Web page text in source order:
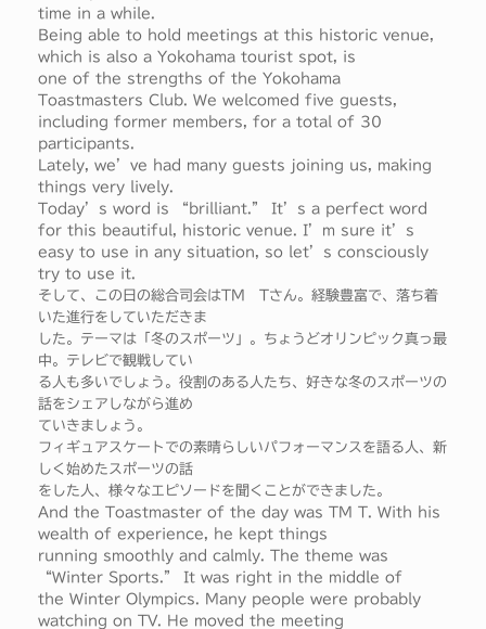
time in a while.
Being able to hold meetings at this historic venue,
which is also a Yokohama tourist spot, is
one of the strengths of the Yokohama
Toastmasters Club. We welcomed five guests,
including former members, for a total of 30
participants.
Lately, we’ve had many guests joining us, making
things very lively.
Today’s word is “brilliant.” It’s a perfect word
for this beautiful, historic venue. I’m sure it’s
easy to use in any situation, so let’s consciously
try to use it.
そして、この日の総合司会はTM Tさん。経験豊富で、落ち着
いた進行をしていただきま
した。テーマは「冬のスポーツ」。ちょうどオリンピック真っ最
中。テレビで観戦してい
る人も多いでしょう。役割のある人たち、好きな冬のスポーツの
話をシェアしながら進め
ていきましょう。
フィギュアスケートでの素晴らしいパフォーマンスを語る人、新
しく始めたスポーツの話
をした人、様々なエピソードを聞くことができました。
And the Toastmaster of the day was TM T. With his
wealth of experience, he kept things
running smoothly and calmly. The theme was
“Winter Sports.” It was right in the middle of
the Winter Olympics. Many people were probably
watching on TV. He moved the meeting